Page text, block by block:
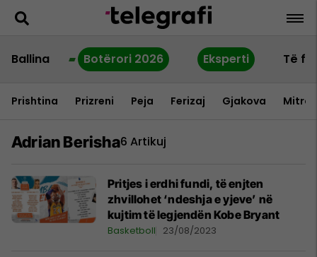
Ballina Botërori 2026 Eksperti Të
Prishtina Prizreni Peja Ferizaj Gjakova
Adrian Berisha6 Artikuj
Pritjes i erdhi fundi, të enjten
zhvillohet ‘ndeshja e yjeve’ në
kujtim të legjendën Kobe Bryant
Basketboll 23/08/2023